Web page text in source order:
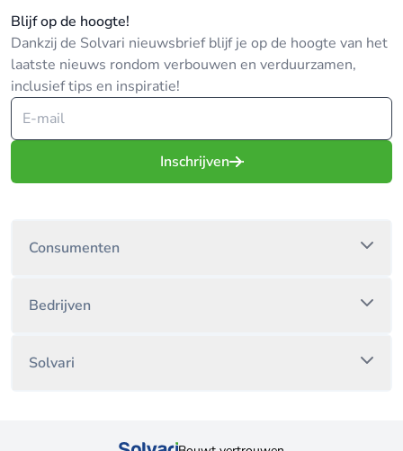
Blijf op de hoogte!
Dankzij de Solvari nieuwsbrief blijf je op de hoogte van het
laatste nieuws rondom verbouwen en verduurzamen,
inclusief tips en inspiratie!
Inschrijven
Consumenten
Bedrijven
Solvari